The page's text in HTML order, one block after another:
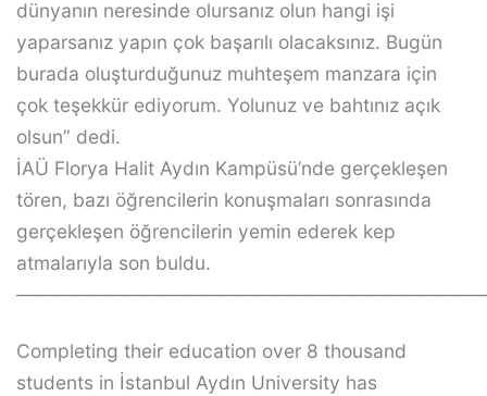
dünyanın neresinde olursanız olun hangi işi
yaparsanız yapın çok başarılı olacaksınız. Bugün
burada oluşturduğunuz muhteşem manzara için
çok teşekkür ediyorum. Yolunuz ve bahtınız açık
olsun” dedi.
İAÜ Florya Halit Aydın Kampüsü’nde gerçekleşen
tören, bazı öğrencilerin konuşmaları sonrasında
gerçekleşen öğrencilerin yemin ederek kep
atmalarıyla son buldu.
Completing their education over 8 thousand
students in İstanbul Aydın University has